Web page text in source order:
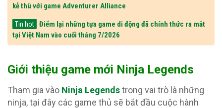
kẻ thù với game Adventurer Alliance
Tin hot
Điểm lại những tựa game di động đã chính thức ra mắt
tại Việt Nam vào cuối tháng 7/2026
Giới thiệu game mới Ninja Legends
Tham gia vào Ninja Legendstrong vai trò là những
ninja, tại đây các game thủ sẽ bắt đầu cuộc hành